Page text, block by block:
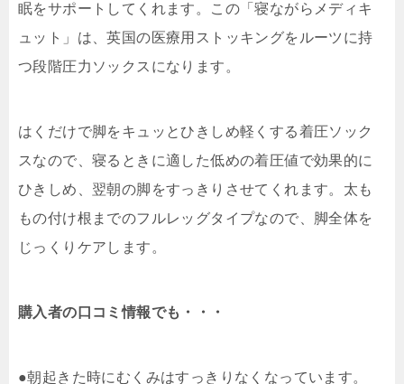
眠をサポートしてくれます。この「寝ながらメディキ
ュット」は、英国の医療用ストッキングをルーツに持
つ段階圧力ソックスになります。
はくだけで脚をキュッとひきしめ軽くする着圧ソック
スなので、 寝るときに適した低めの着圧値で効果的に
ひきしめ、翌朝の脚をすっきりさせてくれます。 太も
もの付け根までのフルレッグタイプなので、脚全体を
じっくりケアします。
購入者の口コミ情報でも・・・
●朝起きた時にむくみはすっきりなくなっています。